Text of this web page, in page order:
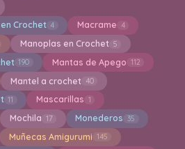
Crochet 4 Macrame 4
Manoplas en Crochet 5
190 Mantas de Apego 112
Mantel a crochet 40
11 Mascarillas 1
Mochila 17 Monederos 35
Muñecas Amigurumi 145